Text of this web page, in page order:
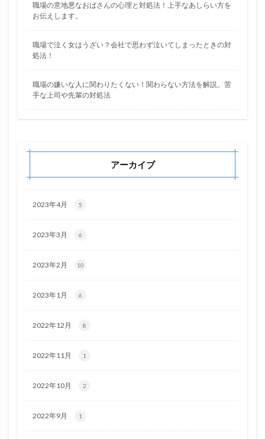
職場の意地悪なおばさんの心理と対処法！上手なあしらい方を
お伝えします。
職場で泣く女はうざい？会社で思わず泣いてしまったときの対
処法！
職場の嫌いな人に関わりたくない！関わらない方法を解説。苦
手な上司や先輩の対処法
アーカイブ
2023年4月 5
2023年3月 6
2023年2月 10
2023年1月 6
2022年12月 8
2022年11月 1
2022年10月 2
2022年9月 1